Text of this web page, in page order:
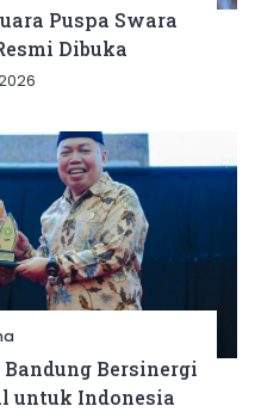
Puspa Swara
Dibuka
Bersinergi
untuk Indonesia